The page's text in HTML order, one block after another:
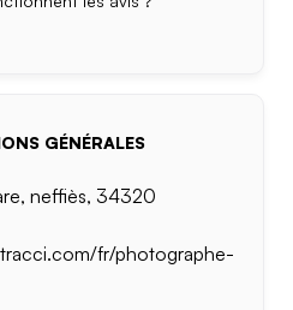
GÉNÉRALES
neffiès, 34320
fr/photographe-